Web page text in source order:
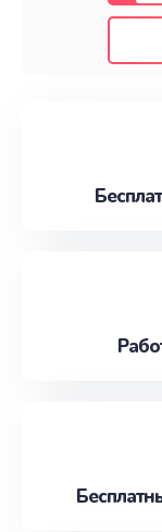
также
наилучшим